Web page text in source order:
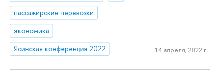
пассажирские перевозки
экономика
Ясинская конференция 2022
14 апреля, 2022 г.